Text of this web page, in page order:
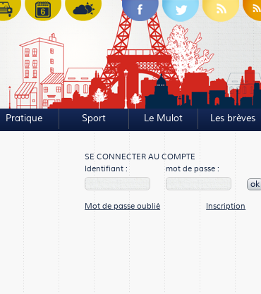
Pratique Sport Le Mulot Les brèves
SE CONNECTER AU COMPTE
Identifiant :
mot de passe :
ok
Mot de passe oublié Inscription